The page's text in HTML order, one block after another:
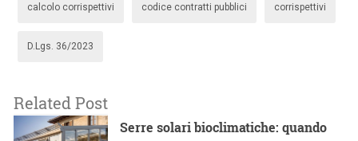
calcolo corrispettivi codice contratti pubblici corrispettivi
D.Lgs. 36/2023
Related Post
Serre solari bioclimatiche: quando